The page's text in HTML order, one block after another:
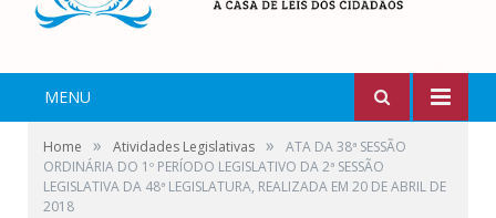
MENU
Home » Atividades Legislativas »
ATA DA 38ª SESSÃO
ORDINÁRIA DO 1º PERÍODO LEGISLATIVO DA 2ª SESSÃO
LEGISLATIVA DA 48ª LEGISLATURA, REALIZADA EM 20 DE ABRIL DE
2018